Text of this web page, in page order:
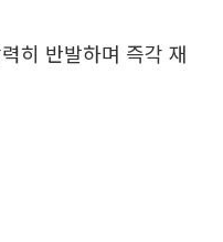
히 반발하며 즉각 재